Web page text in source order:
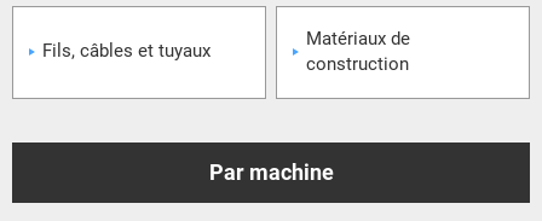
Fils, câbles et tuyaux
Matériaux de
construction